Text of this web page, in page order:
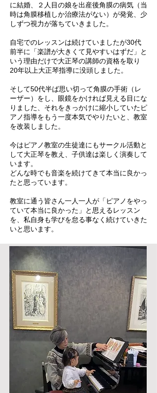
に結婚、２人目の娘を出産後角膜の病気（当
時は角膜移植しか治療法がない）が発覚、少
しずつ視力が落ちていきました。
自宅でのレッスンは続けていましたが30代
前半に「楽譜が大きくて見やすいはずだ」と
いう理由だけで大正琴の講師の資格を取り
20年以上大正琴指導に没頭しました。
そして50代半ば思い切って角膜の手術（レ
ーザー）をし、眼鏡をかければ見える目にな
りました、それをきっかけに縮小していたピ
アノ指導をもう一度本気でやりたいと、教室
を改装しました。
今はピアノ教室の生徒達にもサークル活動と
して大正琴を教え、子供達は楽しく演奏して
います。
どんな時でも音楽を続けてきて本当に良かっ
たと思っています。
教室に通う皆さん一人一人が「ピアノをやっ
ていて本当に良かった」と思えるレッスン
を、私自身も学びを怠る事なく続けていきた
いと思います。